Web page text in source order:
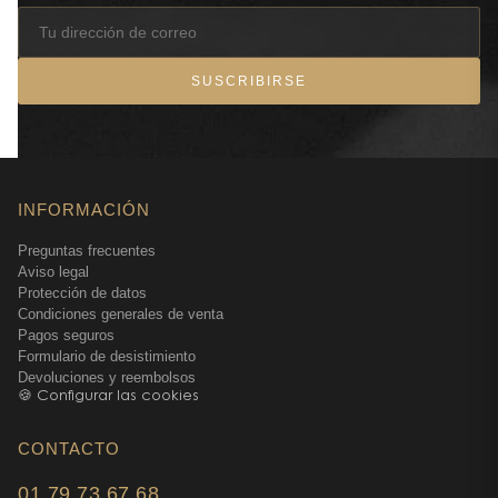
Dolce & Gabbanaofrece un conjunto refinado que
reúne los esenciales de la línea: eau de toilette, leche
corporal o miniaturas. Una idea de regalo perfecta
para compartir la frescura y la sensualidad del
Blue puede llevarse durante todo el año. Ilumina los
las veladas estivales con una elegancia natural. Su
ligereza lo convierte en un aliado del día a día,
mientras que su estela refinada permanece
memorable.
Consejos para realzar su parfum Light Blue
Aplíquelo en los puntos de pulso (cuello, muñecas,
prolongar la duración del parfum.
SUSCRIBIRSE
INFORMACIÓN
Preguntas frecuentes
Aviso legal
Protección de datos
Condiciones generales de venta
Pagos seguros
Formulario de desistimiento
Devoluciones y reembolsos
🍪 Configurar las cookies
CONTACTO
01 79 73 67 68